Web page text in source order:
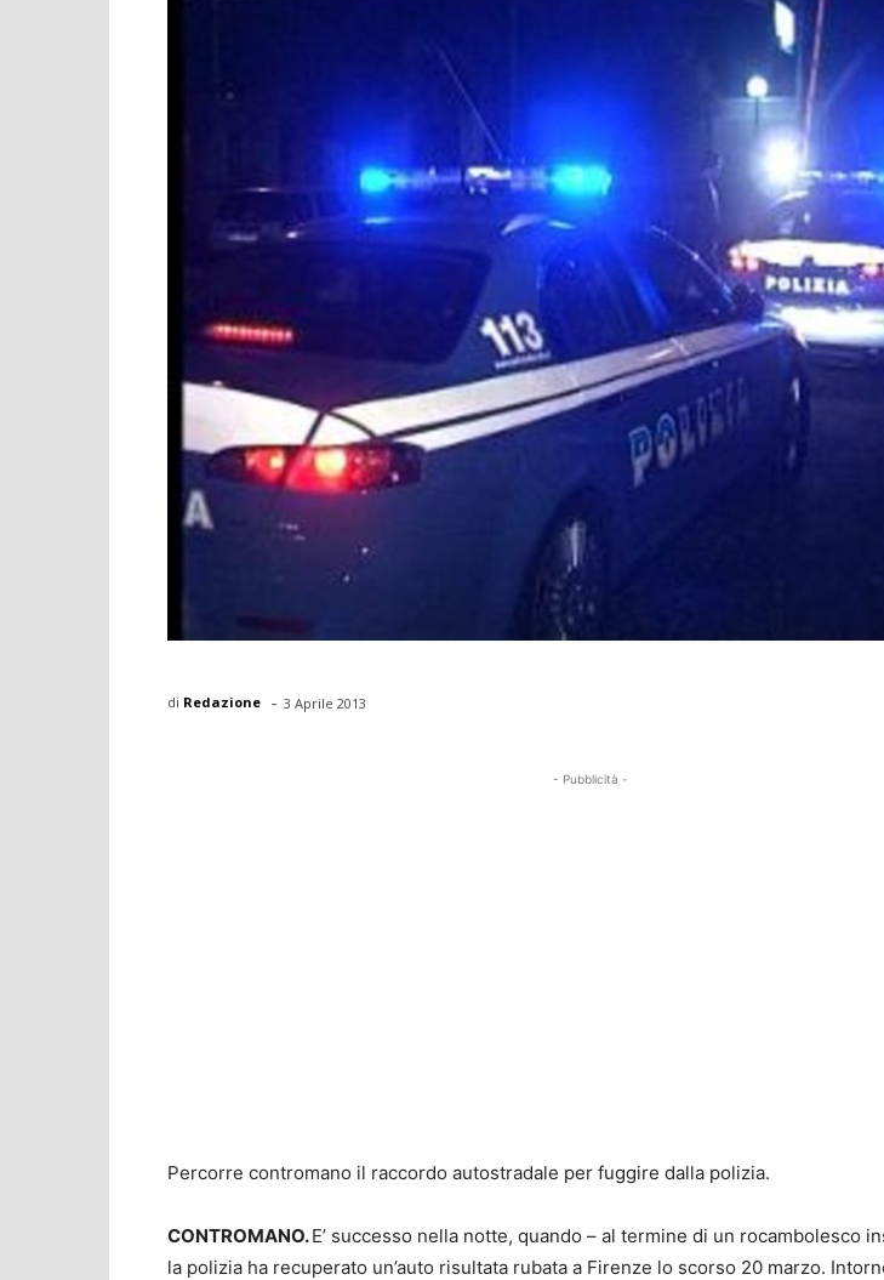
di Redazione - 3 Aprile 2013
- Pubblicità -
Percorre contromano il raccordo autostradale per fuggire dalla polizia.
CONTROMANO.E’ successo nella notte, quando – al termine di un rocambolesco
la polizia ha recuperato un’auto risultata rubata a Firenze lo scorso 20 marzo.